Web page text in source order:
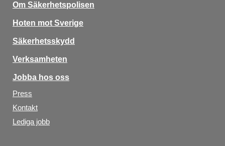
Om Säkerhetspolisen
Hoten mot Sverige
Säkerhetsskydd
Verksamheten
Jobba hos oss
Press
Kontakt
Lediga jobb